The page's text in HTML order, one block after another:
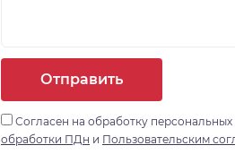
Отправить
Согласен на обработку персональных
обработки ПДн и Пользовательским